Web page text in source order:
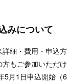
みについて
詳細・費用・申込
もご参加いただけ
5月1日申込開始（